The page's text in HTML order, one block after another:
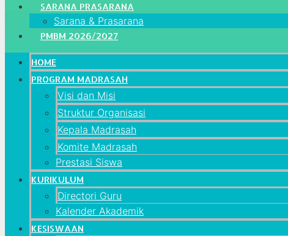
SARANA PRASARANA
Sarana & Prasarana
PMBM 2026/2027
HOME
PROGRAM MADRASAH
Visi dan Misi
Struktur Organisasi
Kepala Madrasah
Komite Madrasah
Prestasi Siswa
KURIKULUM
Directori Guru
Kalender Akademik
KESISWAAN